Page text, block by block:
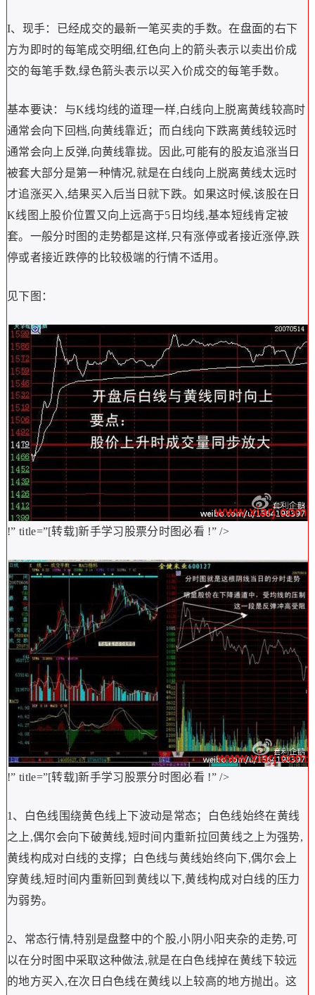
I、现手：已经成交的最新一笔买卖的手数。在盘面的右下
方为即时的每笔成交明细,红色向上的箭头表示以卖出价成
交的每笔手数,绿色箭头表示以买入价成交的每笔手数。
基本要诀：与K线均线的道理一样,白线向上脱离黄线较高时
通常会向下回档,向黄线靠近；而白线向下跌离黄线较远时
通常会向上反弹,向黄线靠拢。因此,可能有的股友追涨当日
被套大部分是第一种情况,就是在白线向上脱离黄线太远时
才追涨买入,结果买入后当日就下跌。如果这时候,该股在日
K线图上股价位置又向上远高于5日均线,基本短线肯定被
套。一般分时图的走势都是这样,只有涨停或者接近涨停,跌
停或者接近跌停的比较极端的行情不适用。
见下图：
!” title=”[转载]新手学习股票分时图必看 !” />
!” title=”[转载]新手学习股票分时图必看 !” />
1、白色线围绕黄色线上下波动是常态；白色线始终在黄线
之上,偶尔会向下破黄线,短时间内重新拉回黄线之上为强势,
黄线构成对白线的支撑；白色线与黄线始终向下,偶尔会上
穿黄线,短时间内重新回到黄线以下,黄线构成对白线的压力
为弱势。
2、常态行情,特别是盘整中的个股,小阴小阳夹杂的走势,可
以在分时图中采取这种做法,就是在白色线掉在黄线下较远
的地方买入,在次日白色线在黄线以上较高的地方抛出。这